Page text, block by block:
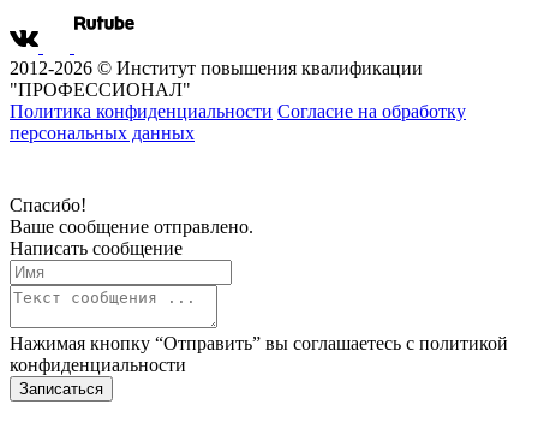
2012-2026 © Институт повышения квалификации
"ПРОФЕССИОНАЛ"
Политика конфиденциальности Согласие на обработку
персональных данных
Спасибо!
Ваше сообщение отправлено.
Написать сообщение
Нажимая кнопку “Отправить” вы соглашаетесь с политикой
конфиденциальности
Записаться